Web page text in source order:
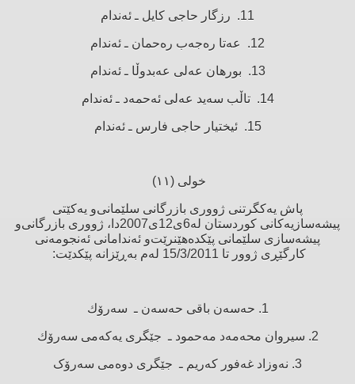
11. رزگار حاجی كایل ـ ئەندام
12. عەتا رەجەب رەحمان ـ ئەندام
13. بورهان عەلی عەبدوڵا ـ ئەندام
14. تاڵب سەید عەلی ئەحمەد ـ ئەندام
15. ئیختیار حاجی فارس ـ ئەندام
خولی (١١)
پاش یەکگرتنی ژووری بازرگانی سلێمانی‌و یەکێتی
پیشەسازیەکانی کوردستان لە6ی12ی2007دا، ژووری بازرگانی‌و
پیشەسازی سلێمانی پێکدەهێنرێت‌و ئەندامانی ئەنجومەنی
کارگێڕی ژوور تا 15/3/2011 لەم بەڕێزانە پێکدێت:
1. حەسەن باقی حەسەن ـ سەرۆك
2. سیروان محەمەد مەحمود ـ جێگری یەکەمی سەرۆك
3. نەوزاد غەفور كەریم ـ جێگری دوەمی سەرۆک